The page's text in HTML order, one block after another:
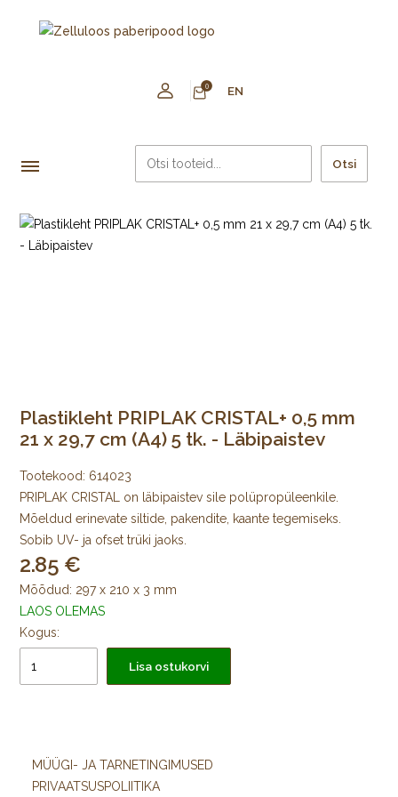
0 EN
Otsi
Plastikleht PRIPLAK CRISTAL+ 0,5 mm
21 x 29,7 cm (A4) 5 tk. - Läbipaistev
Tootekood: 614023
PRIPLAK CRISTAL on läbipaistev sile polüpropüleenkile.
Mõeldud erinevate siltide, pakendite, kaante tegemiseks.
Sobib UV- ja ofset trüki jaoks.
2.85
Mõõdud: 297 x 210 x 3 mm
LAOS OLEMAS
Kogus:
Lisa ostukorvi
MÜÜGI- JA TARNETINGIMUSED
PRIVAATSUSPOLIITIKA